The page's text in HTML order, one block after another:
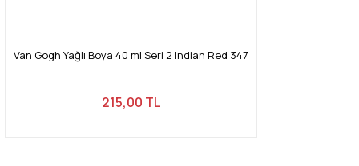
Van Gogh Yağlı Boya 40 ml Seri 2 Indian Red 347
215,00 TL